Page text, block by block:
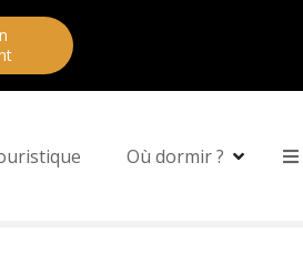
Où dormir ?